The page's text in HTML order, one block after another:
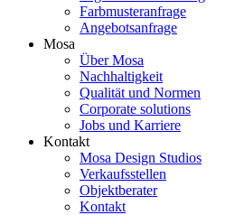
Farbmusteranfrage
Angebotsanfrage
Mosa
Über Mosa
Nachhaltigkeit
Qualität und Normen
Corporate solutions
Jobs und Karriere
Kontakt
Mosa Design Studios
Verkaufsstellen
Objektberater
Kontakt